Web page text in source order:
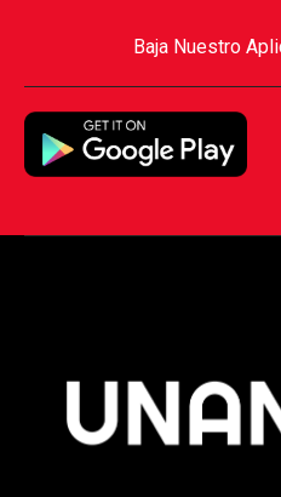
Baja Nuestro